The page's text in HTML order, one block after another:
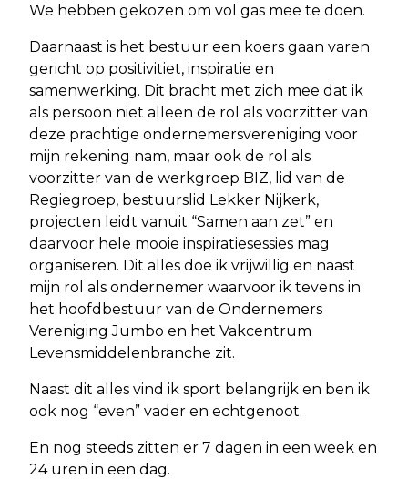
We hebben gekozen om vol gas mee te doen.
Daarnaast is het bestuur een koers gaan varen
gericht op positivitiet, inspiratie en
samenwerking. Dit bracht met zich mee dat ik
als persoon niet alleen de rol als voorzitter van
deze prachtige ondernemersvereniging voor
mijn rekening nam, maar ook de rol als
voorzitter van de werkgroep BIZ, lid van de
Regiegroep, bestuurslid Lekker Nijkerk,
projecten leidt vanuit “Samen aan zet” en
daarvoor hele mooie inspiratiesessies mag
organiseren. Dit alles doe ik vrijwillig en naast
mijn rol als ondernemer waarvoor ik tevens in
het hoofdbestuur van de Ondernemers
Vereniging Jumbo en het Vakcentrum
Levensmiddelenbranche zit.
Naast dit alles vind ik sport belangrijk en ben ik
ook nog “even” vader en echtgenoot.
En nog steeds zitten er 7 dagen in een week en
24 uren in een dag.